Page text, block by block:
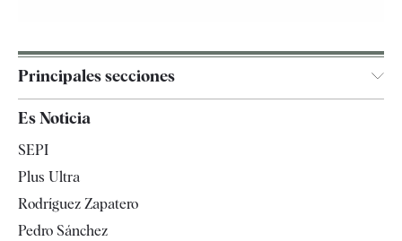
Principales secciones
España
Televisión
Es Noticia
SEPI
Plus Ultra
Rodríguez Zapatero
Pedro Sánchez